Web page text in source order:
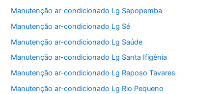
Manutenção ar-condicionado Lg Sapopemba
Manutenção ar-condicionado Lg Sé
Manutenção ar-condicionado Lg Saúde
Manutenção ar-condicionado Lg Santa Ifigênia
Manutenção ar-condicionado Lg Raposo Tavares
Manutenção ar-condicionado Lg Rio Pequeno